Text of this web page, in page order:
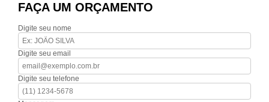
FAÇA UM ORÇAMENTO
Digite seu nome
Digite seu email
Digite seu telefone